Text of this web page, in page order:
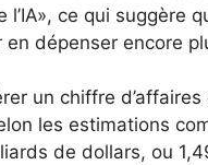
l’IA», ce qui suggère
dépenser encore
un chiffre
les estimations
de dollars, ou